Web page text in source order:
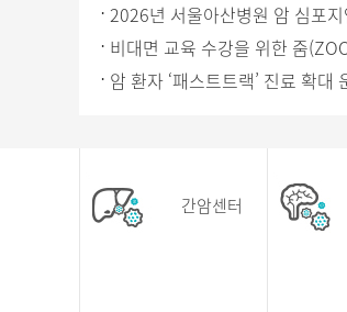
2026년 서울아산병원 암 심포지
비대면 교육 수강을 위한 줌
암 환자 ‘패스트트랙’ 진료 확대
간암센터